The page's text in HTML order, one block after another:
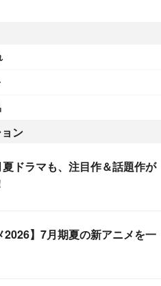
ン
ドラマも、注目作＆話題作が
2026】7月期夏の新アニメを一